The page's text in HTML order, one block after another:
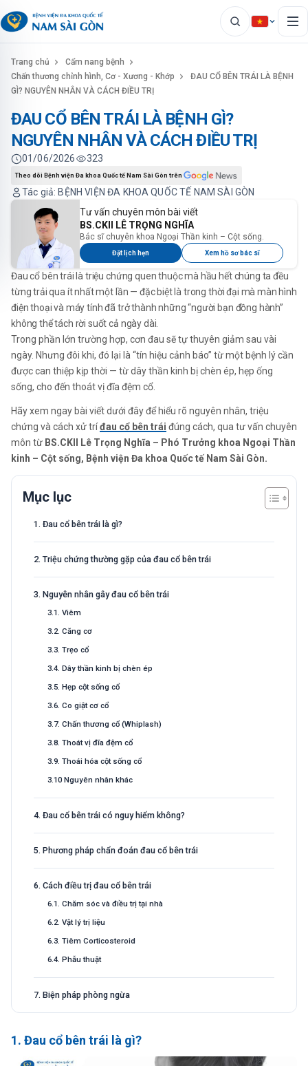
Trang chủ
Cẩm nang bệnh
Chấn thương chỉnh hình, Cơ - Xương - Khớp
ĐAU CỔ BÊN TRÁI LÀ BỆNH
GÌ? NGUYÊN NHÂN VÀ CÁCH ĐIỀU TRỊ
ĐAU CỔ BÊN TRÁI LÀ BỆNH GÌ?
NGUYÊN NHÂN VÀ CÁCH ĐIỀU TRỊ
Tác giả: BỆNH VIỆN ĐA KHOA QUỐC TẾ NAM SÀI GÒN
01/06/2026 323
Theo dõi Bệnh viện Đa khoa Quốc tế Nam Sài Gòn trên
Đau cổ bên trái là triệu chứng quen thuộc mà hầu hết chúng ta đều
từng trải qua ít nhất một lần — đặc biệt là trong thời đại mà màn hình
điện thoại và máy tính đã trở thành những “người bạn đồng hành”
không thể tách rời suốt cả ngày dài.
Tư vấn chuyên môn bài viết
BS.CKII LÊ TRỌNG NGHĨA
Bác sĩ chuyên khoa Ngoại Thần kinh – Cột sống.
Đặt lịch hẹn Xem hồ sơ bác sĩ
Trong phần lớn trường hợp, cơn đau sẽ tự thuyên giảm sau vài
ngày. Nhưng đôi khi, đó lại là “tín hiệu cảnh báo” từ một bệnh lý cần
được can thiệp kịp thời — từ dây thần kinh bị chèn ép, hẹp ống
sống, cho đến thoát vị đĩa đệm cổ.
Hãy xem ngay bài viết dưới đây để hiểu rõ nguyên nhân, triệu
chứng và cách xử tríđau cổ bên trái đúng cách, qua tư vấn chuyên
môn từ BS.CKII Lê Trọng Nghĩa – Phó Trưởng khoa Ngoại Thần
kinh – Cột sống, Bệnh viện Đa khoa Quốc tế Nam Sài Gòn.
Mục lục
1. Đau cổ bên trái là gì?
2. Triệu chứng thường gặp của đau cổ bên trái
3. Nguyên nhân gây đau cổ bên trái
3.1. Viêm
3.2. Căng cơ
3.3. Trẹo cổ
3.4. Dây thần kinh bị chèn ép
3.5. Hẹp cột sống cổ
3.6. Co giật cơ cổ
3.7. Chấn thương cổ (Whiplash)
3.8. Thoát vị đĩa đệm cổ
3.9. Thoái hóa cột sống cổ
3.10 Nguyên nhân khác
4. Đau cổ bên trái có nguy hiểm không?
5. Phương pháp chẩn đoán đau cổ bên trái
6. Cách điều trị đau cổ bên trái
6.1. Chăm sóc và điều trị tại nhà
6.2. Vật lý trị liệu
6.3. Tiêm Corticosteroid
6.4. Phẫu thuật
7. Biện pháp phòng ngừa
1. Đau cổ bên trái là gì?